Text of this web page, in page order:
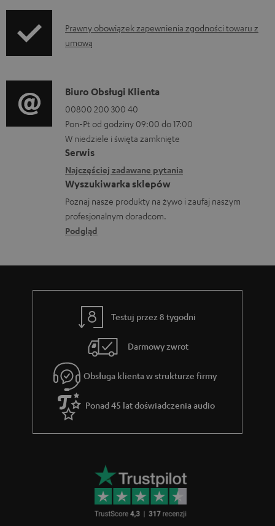
y
d
p
o
b
r
a
n
i
a
o
r
c
j
e
o
w
y
s
y
I
n
o
r
m
a
c
j
e
d
o
y
c
e
g
w
a
r
Prawny obowiązek zapewnienia zgodności towaru z
umową
D
a
n
e
k
o
n
t
a
o
Biuro Obsługi Klienta
00800 200 300 40
Pon-Pt od godziny 09:00 do 17:00
W niedziele i święta zamknięte
Serwis
Najczęściej zadawane pytania
Wyszukiwarka sklepów
Poznaj nasze produkty na żywo i zaufaj naszym
profesjonalnym doradcom.
Podgląd
Testuj przez 8 tygodni
Darmowy zwrot
Obsługa klienta w strukturze firmy
Ponad 45 lat doświadczenia audio